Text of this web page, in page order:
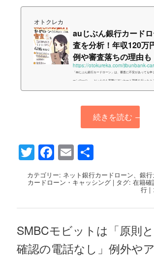
ーン（じぶんローン）auじぶん銀行カードローンは、簡単に
オトクレカ
auじぶん銀行カード
査を分析！年収120万
例や審査落ちの理由も
https://otokureka.com/jibunbank-
「auじぶん銀行カードローン」は、審査に不安があっても申
ーンの一つ。…というのも実際にアンケート調査を行ったと
ローン）の審査について分析していきます。こちらはauじぶ
査」に注目した記事です。サービス概要やメリット・デメリ
ージをご覧ください。こちらもチェ...
続きを読む →
Twitter
Facebook
Email
有
カテゴリー: ネット銀行カードローン、銀
カードローン・キャッシング | タグ: 在籍確
行 |
SMBCモビットは「原則
確認の電話なし」例外や